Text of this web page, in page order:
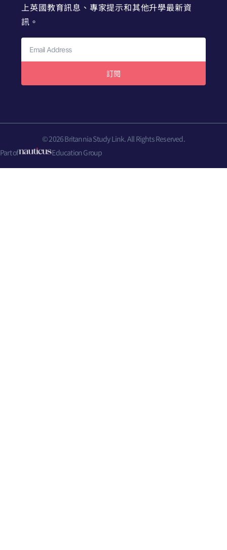
上英國教育訊息、專家提示和其他升學最新資
訊。
訂閱
© 2026 Britannia Study Link. All Rights Reserved.
Part of
Education Group